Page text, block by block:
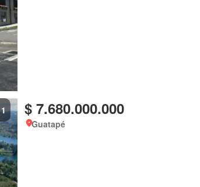
1 $ 7.680.000.000
Guatapé